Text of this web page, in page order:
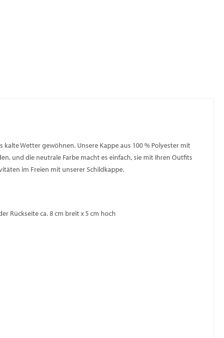
Wetter gewöhnen. Unsere Kappe aus 100 % Polyester mit
und die neutrale Farbe macht es einfach, sie mit Ihren Outfits
im Freien mit unserer Schildkappe.
Rückseite ca. 8 cm breit x 5 cm hoch